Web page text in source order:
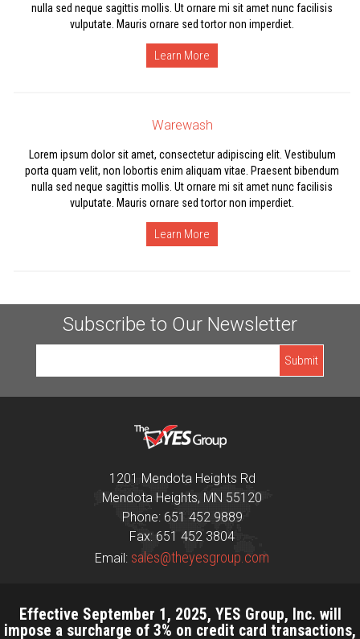
nulla sed neque sagittis mollis. Ut ornare mi sit amet nunc facilisis
vulputate. Mauris ornare sed tortor non imperdiet.
Learn More
Warewash
Lorem ipsum dolor sit amet, consectetur adipiscing elit. Vestibulum
porta quam velit, non lobortis enim aliquam vitae. Praesent bibendum
nulla sed neque sagittis mollis. Ut ornare mi sit amet nunc facilisis
vulputate. Mauris ornare sed tortor non imperdiet.
Learn More
Subscribe to Our Newsletter
1201 Mendota Heights Rd
Mendota Heights, MN 55120
Phone: 651 452 9889
Fax: 651 452 3804
Email: sales@theyesgroup.com
Effective September 1, 2025, YES Group, Inc. will
impose a surcharge of 3% on credit card transactions,